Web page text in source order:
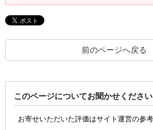
前のページへ戻る
このページについてお聞かせください